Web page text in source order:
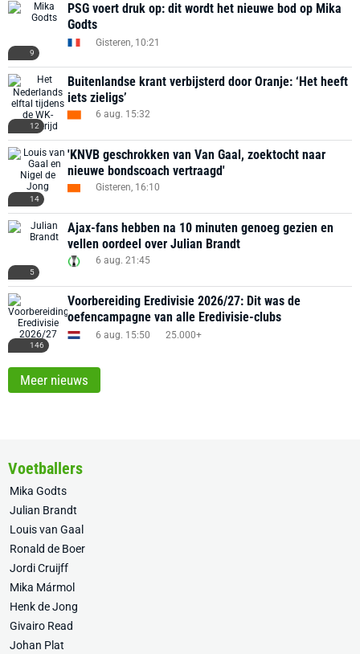
9
PSG voert druk op: dit wordt het nieuwe bod op Mika
Godts
Gisteren, 10:21
12
Buitenlandse krant verbijsterd door Oranje: ‘Het heeft
iets zieligs’
6 aug. 15:32
14
'KNVB geschrokken van Van Gaal, zoektocht naar
nieuwe bondscoach vertraagd'
Gisteren, 16:10
5
Ajax-fans hebben na 10 minuten genoeg gezien en
vellen oordeel over Julian Brandt
6 aug. 21:45
146
Voorbereiding Eredivisie 2026/27: Dit was de
oefencampagne van alle Eredivisie-clubs
6 aug. 15:50 25.000+
Meer nieuws
Voetballers
Mika Godts
Julian Brandt
Louis van Gaal
Ronald de Boer
Jordi Cruijff
Mika Mármol
Henk de Jong
Givairo Read
Johan Plat